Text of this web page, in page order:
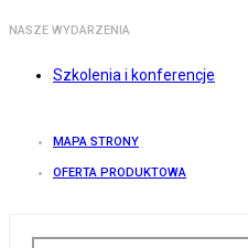
NASZE WYDARZENIA
Szkolenia i konferencje
MAPA STRONY
OFERTA PRODUKTOWA